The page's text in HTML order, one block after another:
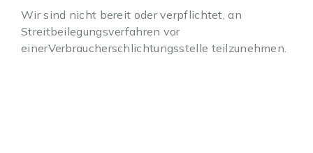
Wir sind nicht bereit oder verpflichtet, an
Streitbeilegungsverfahren vor
einerVerbraucherschlichtungsstelle teilzunehmen.